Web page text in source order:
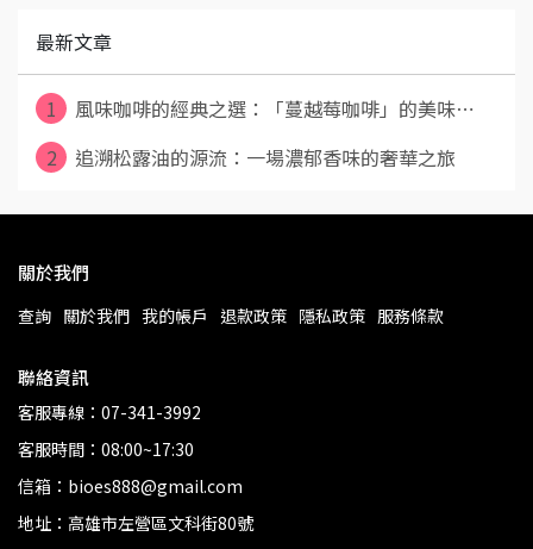
最新文章
1
風味咖啡的經典之選：「蔓越莓咖啡」的美味⋯
2
追溯松露油的源流：一場濃郁香味的奢華之旅
關於我們
查詢 關於我們 我的帳戶 退款政策 隱私政策 服務條款
聯絡資訊
客服專線：07-341-3992
客服時間：08:00~17:30
信箱：bioes888@gmail.com
地址：高雄市左營區文科街80號